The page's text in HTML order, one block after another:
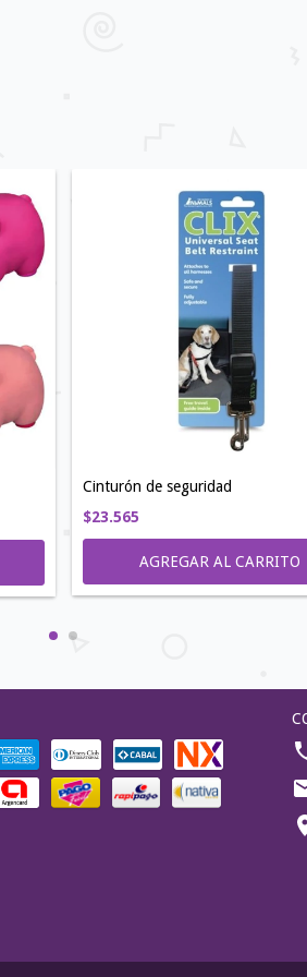
Cinturón de seguridad
$23.565